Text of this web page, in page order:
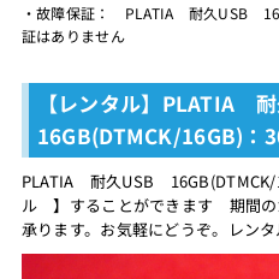
・故障保証： PLATIA 耐久USB
証はありません
【レンタル】PLATIA
16GB(DTMCK/16GB)：
PLATIA 耐久USB
ル 】することができます 期間の
承ります。お気軽にどうぞ。レン